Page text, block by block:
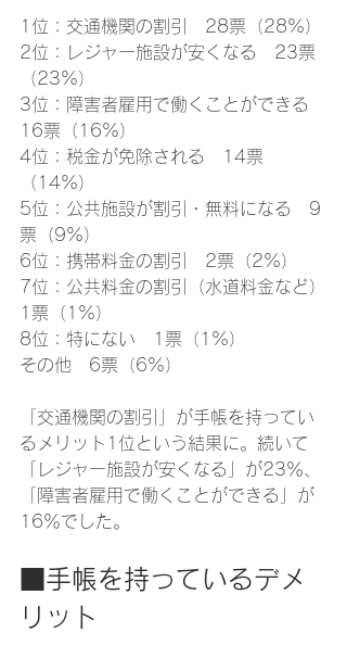
1位：交通機関の割引　28票（28%）
2位：レジャー施設が安くなる　23票
（23%）
3位：障害者雇用で働くことができる
16票（16%）
4位：税金が免除される　14票
（14%）
5位：公共施設が割引・無料になる　9
票（9%）
6位：携帯料金の割引　2票（2%）
7位：公共料金の割引（水道料金など）
1票（1%）
8位：特にない　1票（1%）
その他　6票（6%）
「交通機関の割引」が手帳を持ってい
るメリット1位という結果に。続いて
「レジャー施設が安くなる」が23％、
「障害者雇用で働くことができる」が
16％でした。
■手帳を持っているデメ
リット